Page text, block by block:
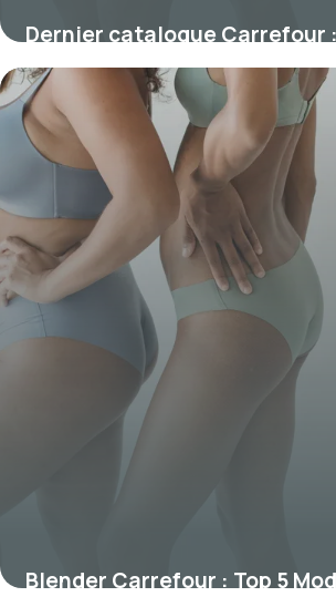
Dernier catalogue Carrefour
promos
25 novembre 2025
Blender Carrefour : Top 5